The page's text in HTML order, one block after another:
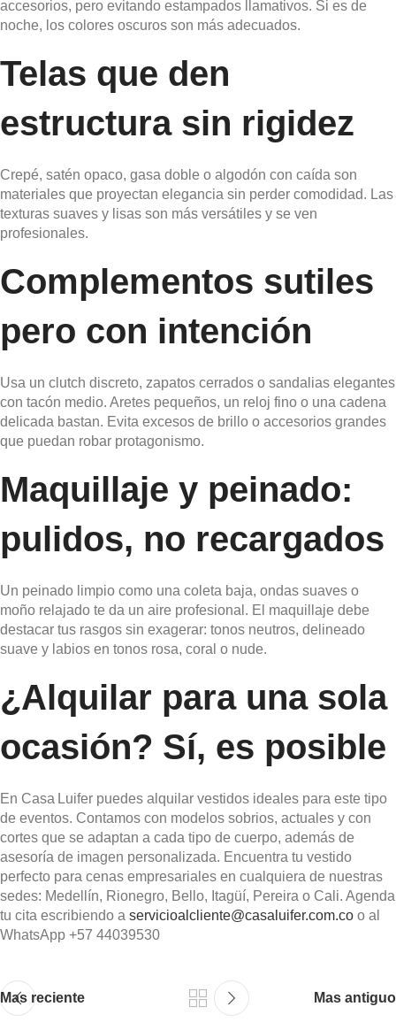
accesorios, pero evitando estampados llamativos. Si es de
noche, los colores oscuros son más adecuados.
Telas que den
estructura sin rigidez
Crepé, satén opaco, gasa doble o algodón con caída son
materiales que proyectan elegancia sin perder comodidad. Las
texturas suaves y lisas son más versátiles y se ven
profesionales.
Complementos sutiles
pero con intención
Usa un clutch discreto, zapatos cerrados o sandalias elegantes
con tacón medio. Aretes pequeños, un reloj fino o una cadena
delicada bastan. Evita excesos de brillo o accesorios grandes
que puedan robar protagonismo.
Maquillaje y peinado:
pulidos, no recargados
Un peinado limpio como una coleta baja, ondas suaves o
moño relajado te da un aire profesional. El maquillaje debe
destacar tus rasgos sin exagerar: tonos neutros, delineado
suave y labios en tonos rosa, coral o nude.
¿Alquilar para una sola
ocasión? Sí, es posible
En Casa Luifer puedes alquilar vestidos ideales para este tipo
de eventos. Contamos con modelos sobrios, actuales y con
cortes que se adaptan a cada tipo de cuerpo, además de
asesoría de imagen personalizada. Encuentra tu vestido
perfecto para cenas empresariales en cualquiera de nuestras
sedes: Medellín, Rionegro, Bello, Itagüí, Pereira o Cali. Agenda
tu cita escribiendo a servicioalcliente@casaluifer.com.co o al
WhatsApp +57 44039530
Mas reciente Mas antiguo